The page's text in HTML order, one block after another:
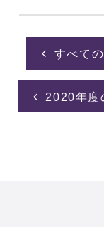
すべて
2020年度